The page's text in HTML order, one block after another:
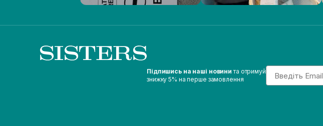
Підпишись на наші новини та отримуй
знижку 5% на перше замовлення
Email